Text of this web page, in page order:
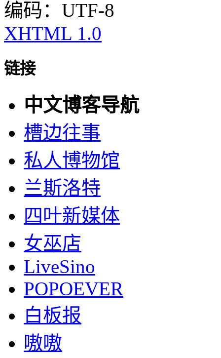
编码：UTF-8
XHTML 1.0
链接
中文博客导航
槽边往事
私人博物馆
兰斯洛特
四叶新媒体
女巫店
LiveSino
POPOEVER
白板报
嗷嗷